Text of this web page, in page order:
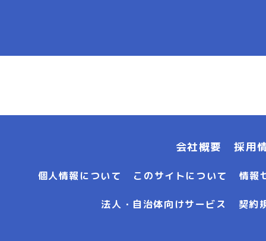
会社概要 採用
個人情報について このサイトについて 情報
法人・自治体向けサービス 契約